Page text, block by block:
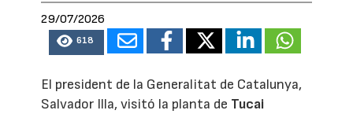
29/07/2026
618
El president de la Generalitat de Catalunya,
Salvador Illa, visitó la planta de Tucai